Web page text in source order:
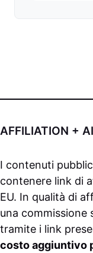
AFFILIATION +
I contenuti
contenere link di
EU. In qualità di
una commissione
tramite i link
costo aggiuntivo